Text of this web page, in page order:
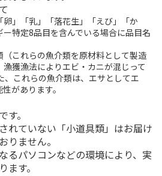
」「乳」「落花生」「えび」「か
特定8品目を含んでいる場合に品目名
これらの魚介類を原材料として製造
獲漁法によりエビ・カニが混じって
、これらの魚介類は、エサとしてエ
があります。
。
れていない「小道具類」はお届け
りません。
るパソコンなどの環境により、実
ます。